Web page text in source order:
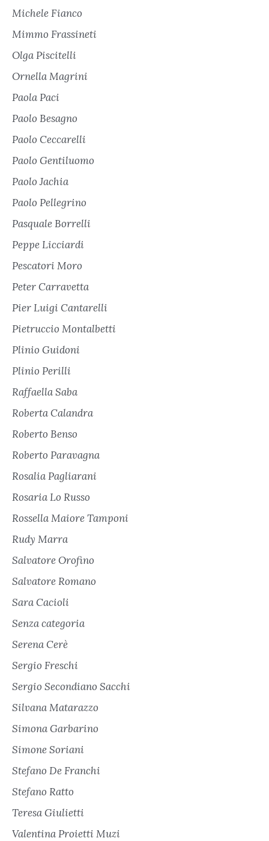
Michele Fianco
Mimmo Frassineti
Olga Piscitelli
Ornella Magrini
Paola Paci
Paolo Besagno
Paolo Ceccarelli
Paolo Gentiluomo
Paolo Jachia
Paolo Pellegrino
Pasquale Borrelli
Peppe Licciardi
Pescatori Moro
Peter Carravetta
Pier Luigi Cantarelli
Pietruccio Montalbetti
Plinio Guidoni
Plinio Perilli
Raffaella Saba
Roberta Calandra
Roberto Benso
Roberto Paravagna
Rosalia Pagliarani
Rosaria Lo Russo
Rossella Maiore Tamponi
Rudy Marra
Salvatore Orofino
Salvatore Romano
Sara Cacioli
Senza categoria
Serena Cerè
Sergio Freschi
Sergio Secondiano Sacchi
Silvana Matarazzo
Simona Garbarino
Simone Soriani
Stefano De Franchi
Stefano Ratto
Teresa Giulietti
Valentina Proietti Muzi